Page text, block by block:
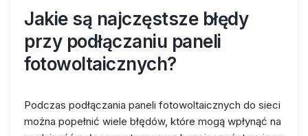
Jakie są najczęstsze błędy
przy podłączaniu paneli
fotowoltaicznych?
Podczas podłączania paneli fotowoltaicznych do sieci
można popełnić wiele błędów, które mogą wpłynąć na